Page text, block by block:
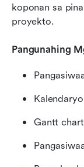
koponan sa
proyekto.
Pangunahing
Kalendaryo
Gantt chart